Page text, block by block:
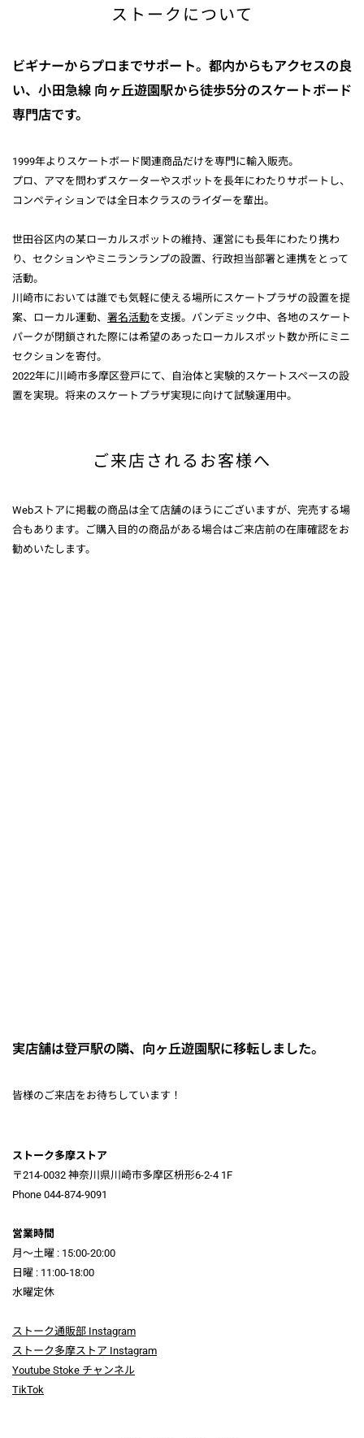
ストークについて
ビギナーからプロまでサポート。都内からもアクセスの良
い、小田急線 向ヶ丘遊園駅から徒歩5分のスケートボード
専門店です。
1999年よりスケートボード関連商品だけを専門に輸入販売。
プロ、アマを問わずスケーターやスポットを長年にわたりサポートし、
コンペティションでは全日本クラスのライダーを輩出。
世田谷区内の某ローカルスポットの維持、運営にも長年にわたり携わ
り、セクションやミニランランプの設置、行政担当部署と連携をとって
活動。
川崎市においては誰でも気軽に使える場所にスケートプラザの設置を提
案、ローカル運動、 署名活動を支援。パンデミック中、各地のスケート
パークが閉鎖された際には希望のあったローカルスポット数か所にミニ
セクションを寄付。
2022年に川崎市多摩区登戸にて、自治体と実験的スケートスペースの設
置を実現。将来のスケートプラザ実現に向けて試験運用中。
ご来店されるお客様へ
Webストアに掲載の商品は全て店舗のほうにございますが、完売する場
合もあります。ご購入目的の商品がある場合はご来店前の在庫確認をお
勧めいたします。
実店舗は登戸駅の隣、向ヶ丘遊園駅に移転しました。
皆様のご来店をお待ちしています！
ストーク多摩ストア
〒214-0032 神奈川県川崎市多摩区枡形6-2-4 1F
Phone 044-874-9091
営業時間
月～土曜 : 15:00-20:00
日曜 : 11:00-18:00
水曜定休
ストーク通販部 Instagram
ストーク多摩ストア Instagram
Youtube Stoke チャンネル
TikTok